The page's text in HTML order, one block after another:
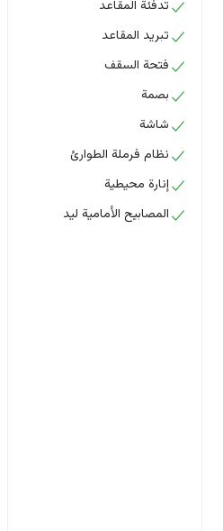
تدفئة المقاعد
تبريد المقاعد
فتحة السقف
بصمة
شاشة
نظام فرملة الطوارئ
إنارة محيطية
المصابيح الأمامية ليد